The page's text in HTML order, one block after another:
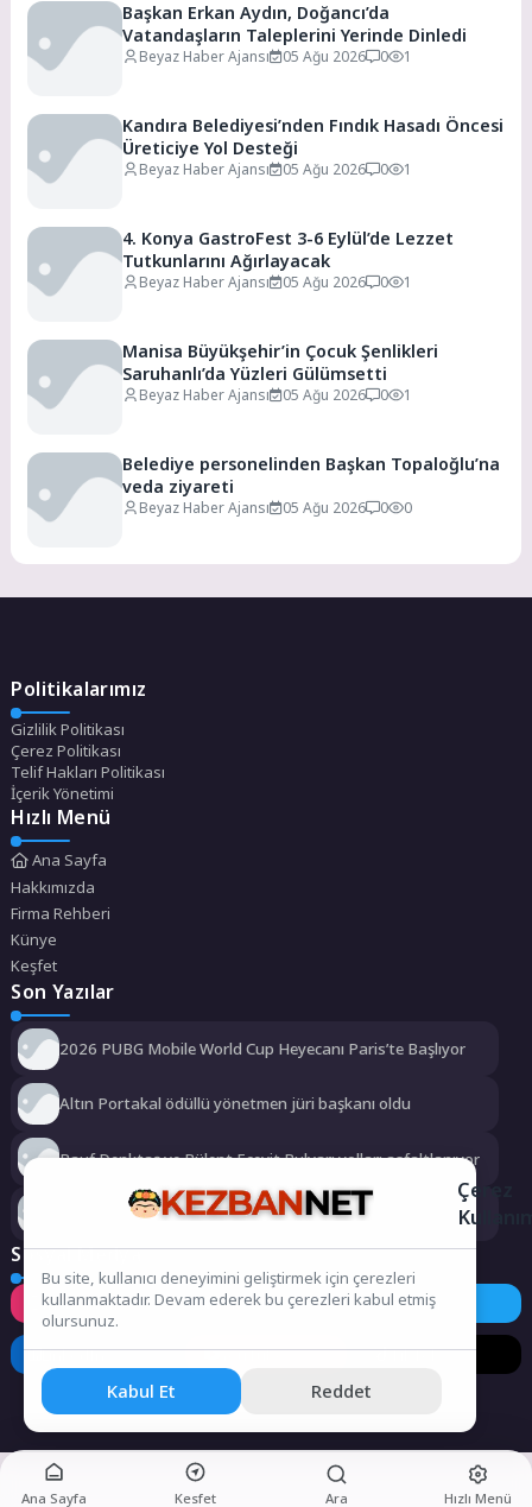
Başkan Erkan Aydın, Doğancı’da
Vatandaşların Taleplerini Yerinde Dinledi
Beyaz Haber Ajansı 05 Ağu 2026 0 1
Kandıra Belediyesi’nden Fındık Hasadı Öncesi
Üreticiye Yol Desteği
Beyaz Haber Ajansı 05 Ağu 2026 0 1
4. Konya GastroFest 3-6 Eylül’de Lezzet
Tutkunlarını Ağırlayacak
Beyaz Haber Ajansı 05 Ağu 2026 0 1
Manisa Büyükşehir’in Çocuk Şenlikleri
Saruhanlı’da Yüzleri Gülümsetti
Beyaz Haber Ajansı 05 Ağu 2026 0 1
Belediye personelinden Başkan Topaloğlu’na
veda ziyareti
Beyaz Haber Ajansı 05 Ağu 2026 0 0
Politikalarımız
Gizlilik Politikası
Çerez Politikası
Telif Hakları Politikası
İçerik Yönetimi
Hızlı Menü
Ana Sayfa
Hakkımızda
Firma Rehberi
Künye
Keşfet
Son Yazılar
2026 PUBG Mobile World Cup Heyecanı Paris’te Başlıyor
Altın Portakal ödüllü yönetmen jüri başkanı oldu
Rauf Denktaş ve Bülent Ecevit Bulvarı yolları asfaltlanıyor
Kemer Belediyesi Ağustos ayı meclis toplantısı yapıldı
Sosyal Medya
Instagram Facebook Twitter
LinkedIn YouTube TikTok
Ana Sayfa Kesfet Ara Hızlı Menü
Çerez
Bu site, kullanıcı deneyimini geliştirmek için çerezleri
kullanmaktadır. Devam ederek bu çerezleri kabul etmiş
olursunuz.
Kabul Et Reddet